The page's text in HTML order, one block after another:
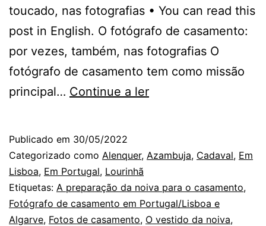
toucado, nas fotografias • You can read this
post in English. O fotógrafo de casamento:
por vezes, também, nas fotografias O
fotógrafo de casamento tem como missão
principal… Continue a lerO
casamento
o
seu
Publicado em 30/05/2022
Categorizado como Alenquer, Azambuja, Cadaval, Em
Lisboa, Em Portugal, Lourinhã
Etiquetas: A preparação da noiva para o casamento,
Fotógrafo de casamento em Portugal/Lisboa e
Algarve, Fotos de casamento, O vestido da noiva,